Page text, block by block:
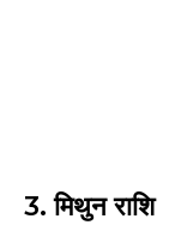
3. मिथुन राशि